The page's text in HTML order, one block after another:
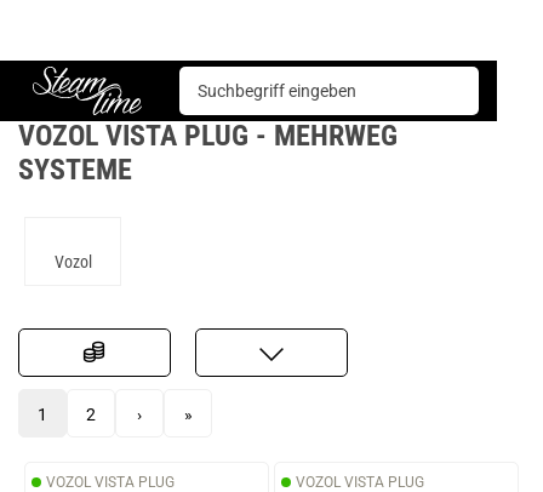
Steam time
E-Zigarette Mehrweg Systeme Vozol Vista Plug
VOZOL VISTA PLUG - MEHRWEG
SYSTEME
Vozol
1 2 › »
VOZOL VISTA PLUG VOZOL VISTA PLUG